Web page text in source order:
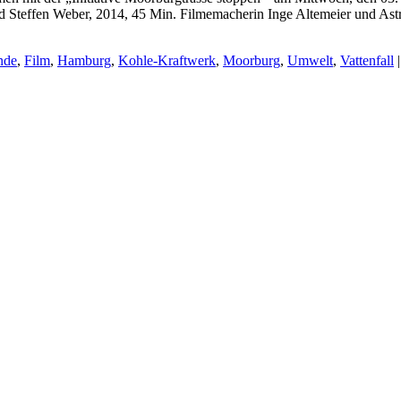
Weber, 2014, 45 Min. Filmemacherin Inge Altemeier und
, Film, Hamburg, Kohle-Kraftwerk, Moorburg, Umwelt, Vattenfall |